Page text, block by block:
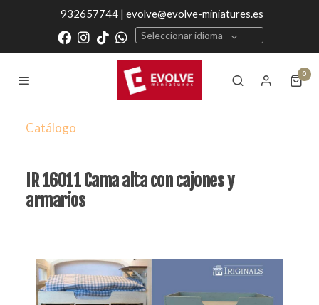
932657744 | evolve@evolve-miniatures.es
Seleccionar idioma
0
Catálogo
IR 16011 Cama alta con cajones y
armarios